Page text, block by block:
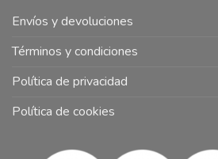
Envíos y devoluciones
Términos y condiciones
Política de privacidad
Política de cookies